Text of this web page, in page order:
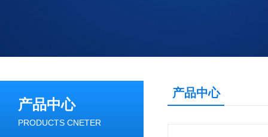
产品中心
PRODUCTS CNETER
产品中心